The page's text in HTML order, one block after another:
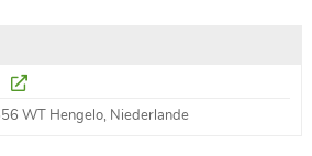
WT Hengelo, Niederlande